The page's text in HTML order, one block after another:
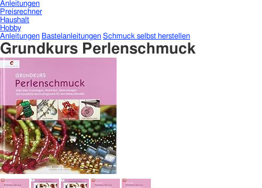
Anleitungen
Preisrechner
Haushalt
Hobby
Anleitungen Bastelanleitungen Schmuck selbst herstellen
Grundkurs Perlenschmuck